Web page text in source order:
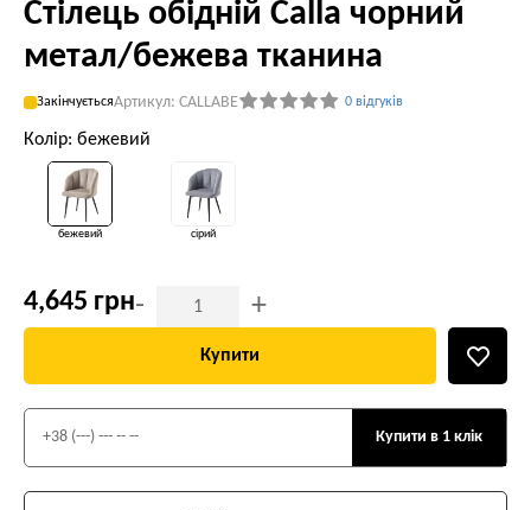
Стілець обідній Calla чорний
метал/бежева тканина
ЗакінчуєтьсяАртикул: CALLABE 0 відгуків
Колір: бежевий
бежевий сірий
4,645 грн- +
Купити
Купити в 1 клік